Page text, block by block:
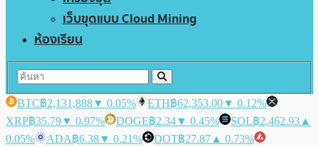
เว็บขุดแบบ Cloud Mining
ห้องเรียน
BTC฿2,131,888▼ 0.05% ETH฿62,353.00▼ 0.12%
XRP฿35.79▼ 0.97% DOGE฿2.34▼ 0.45% SOL฿2,462.93 ▲
0.05%
ADA฿6.38▼ 0.21% DOT฿27.87 ▲ 0.73%